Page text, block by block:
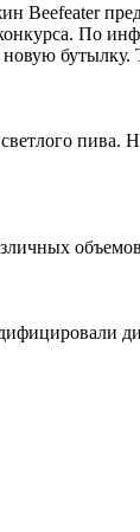
Beefeater
По
новую
пива.